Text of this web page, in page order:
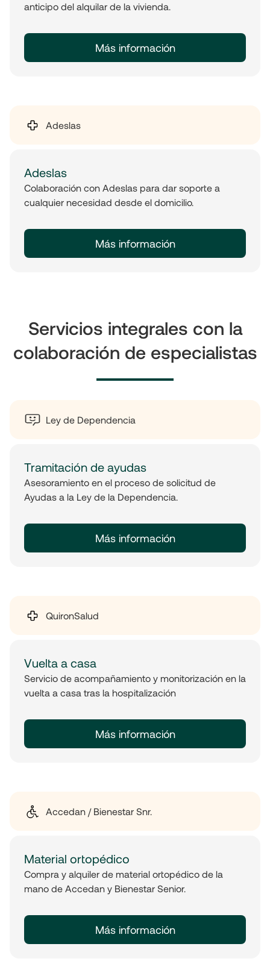
anticipo del alquilar de la vivienda.
Más información
Adeslas
Adeslas
Colaboración con Adeslas para dar soporte a
cualquier necesidad desde el domicilio.
Más información
Servicios integrales con la
colaboración de especialistas
Ley de Dependencia
Tramitación de ayudas
Asesoramiento en el proceso de solicitud de
Ayudas a la Ley de la Dependencia.
Más información
QuironSalud
Vuelta a casa
Servicio de acompañamiento y monitorización en la
vuelta a casa tras la hospitalización
Más información
Accedan / Bienestar Snr.
Material ortopédico
Compra y alquiler de material ortopédico de la
mano de Accedan y Bienestar Senior.
Más información